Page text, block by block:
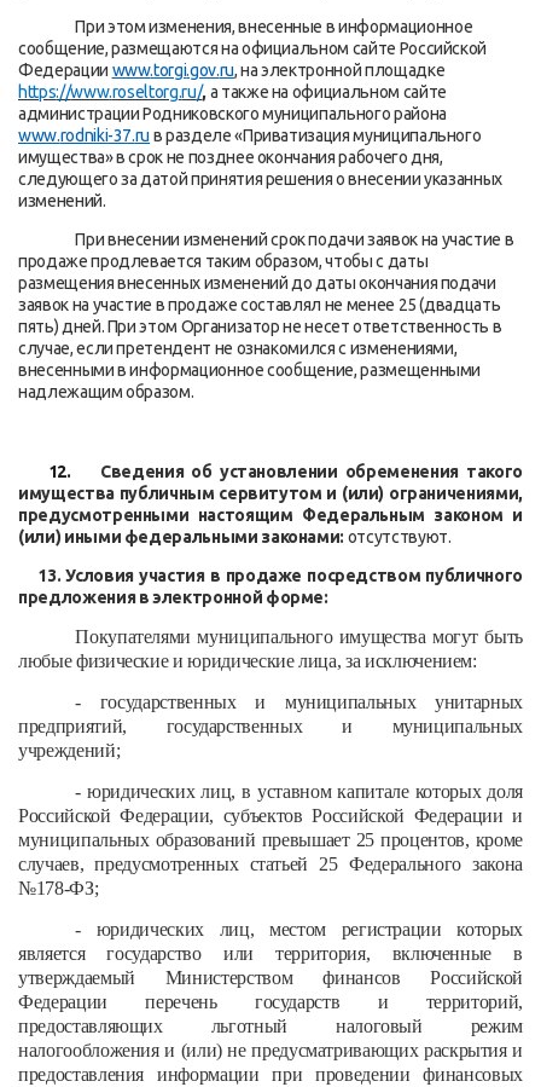
При этом изменения, внесенные в информационное
сообщение, размещаются на официальном сайте Российской
Федерации www.torgi.gov.ru, на электронной площадке
https://www.roseltorg.ru/, а такжена официальном сайте
администрации Родниковского муниципального района
www.rodniki-37.ru в разделе «Приватизация муниципального
имущества» в срок не позднее окончания рабочего дня,
следующего за датой принятия решения о внесении указанных
изменений.
При внесении изменений срок подачи заявок на участие в
продаже продлевается таким образом, чтобы с даты
размещения внесенных изменений до даты окончания подачи
заявок на участие в продаже составлял не менее 25 (двадцать
пять) дней. При этом Организатор не несет ответственность в
случае, если претендент не ознакомился с изменениями,
внесенными в информационное сообщение, размещенными
надлежащим образом.
12. Сведения об установлении обременения такого
имущества публичным сервитутом и (или) ограничениями,
предусмотренными настоящим Федеральным законом и
(или) иными федеральными законами: отсутствуют.
13. Условия участия в продаже посредством публичного
предложения в электронной форме:
Покупателями муниципального имущества могут быть
любые физические и юридические лица, за исключением:
- государственных и муниципальных унитарных
предприятий, государственных и муниципальных
учреждений;
- юридических лиц, в уставном капитале которых доля
Российской Федерации, субъектов Российской Федерации и
муниципальных образований превышает 25 процентов, кроме
случаев, предусмотренных статьей 25 Федерального закона
№178-ФЗ;
- юридических лиц, местом регистрации которых
является государство или территория, включенные в
утверждаемый Министерством финансов Российской
Федерации перечень государств и территорий,
предоставляющих льготный налоговый режим
налогообложения и (или) не предусматривающих раскрытия и
предоставления информации при проведении финансовых